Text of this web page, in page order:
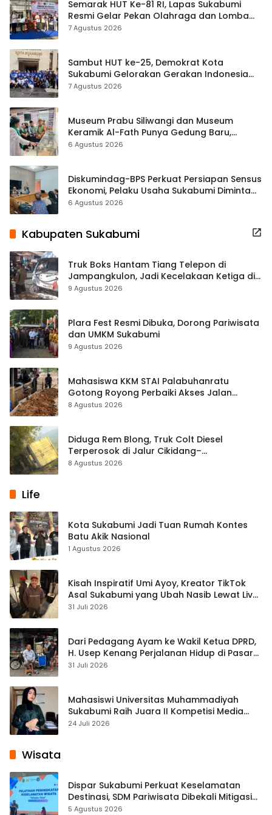
Semarak HUT Ke-81 RI, Lapas Sukabumi
Resmi Gelar Pekan Olahraga dan Lomba
Tradisional
7 Agustus 2026
Sambut HUT ke-25, Demokrat Kota
Sukabumi Gelorakan Gerakan Indonesia
ASRI Lewat Aksi Bersih Masjid Agung
7 Agustus 2026
Museum Prabu Siliwangi dan Museum
Keramik Al-Fath Punya Gedung Baru,
Hampir 500 Koleksi Dipisahkan
6 Agustus 2026
Diskumindag-BPS Perkuat Persiapan Sensus
Ekonomi, Pelaku Usaha Sukabumi Diminta
Terbuka Beri Data
6 Agustus 2026
Kabupaten Sukabumi
Truk Boks Hantam Tiang Telepon di
Jampangkulon, Jadi Kecelakaan Ketiga di
Titik yang Sama
9 Agustus 2026
Plara Fest Resmi Dibuka, Dorong Pariwisata
dan UMKM Sukabumi
9 Agustus 2026
Mahasiswa KKM STAI Palabuhanratu
Gotong Royong Perbaiki Akses Jalan
Majelis Ta’lim di Sagaranten
8 Agustus 2026
Diduga Rem Blong, Truk Colt Diesel
Terperosok di Jalur Cikidang–
Palabuhanratu
8 Agustus 2026
Life
Kota Sukabumi Jadi Tuan Rumah Kontes
Batu Akik Nasional
1 Agustus 2026
Kisah Inspiratif Umi Ayoy, Kreator TikTok
Asal Sukabumi yang Ubah Nasib Lewat Live
Streaming
31 Juli 2026
Dari Pedagang Ayam ke Wakil Ketua DPRD,
H. Usep Kenang Perjalanan Hidup di Pasar
Cisaat
31 Juli 2026
Mahasiswi Universitas Muhammadiyah
Sukabumi Raih Juara II Kompetisi Media
Pembelajaran Digital Tingkat Internasional
24 Juli 2026
Wisata
Dispar Sukabumi Perkuat Keselamatan
Destinasi, SDM Pariwisata Dibekali Mitigasi
hingga Teknik Evakuasi
5 Agustus 2026